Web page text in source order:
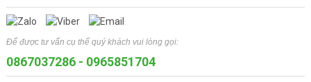
Để được tư vấn cụ thể quý khách vui lòng gọi:
0867037286- 0965851704